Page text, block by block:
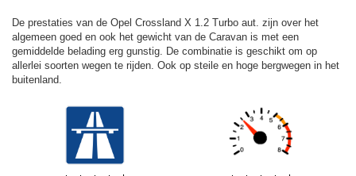
De prestaties van de Opel Crossland X 1.2 Turbo aut. zijn over het
algemeen goed en ook het gewicht van de Caravan is met een
gemiddelde belading erg gunstig. De combinatie is geschikt om op
allerlei soorten wegen te rijden. Ook op steile en hoge bergwegen in het
buitenland.